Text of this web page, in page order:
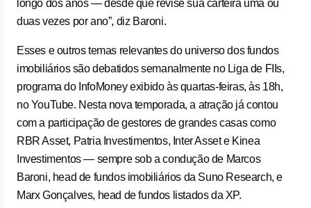
longo dos anos — desde que revise sua carteira uma ou
duas vezes por ano”, diz Baroni.
Esses e outros temas relevantes do universo dos fundos
imobiliários são debatidos semanalmente no Liga de FIIs,
programa do InfoMoney exibido às quartas-feiras, às 18h,
no YouTube. Nesta nova temporada, a atração já contou
com a participação de gestores de grandes casas como
RBR Asset, Patria Investimentos, Inter Asset e Kinea
Investimentos — sempre sob a condução de Marcos
Baroni, head de fundos imobiliários da Suno Research, e
Marx Gonçalves, head de fundos listados da XP.